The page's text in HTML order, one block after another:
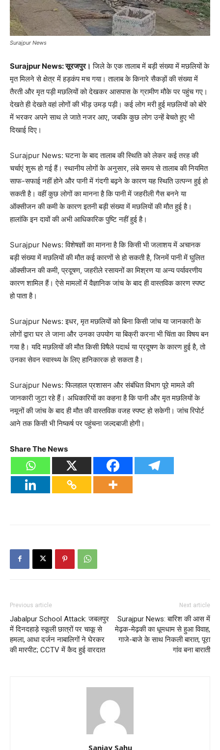
Surajpur News
Surajpur News: सूरजपुर। जिले के एक तालाब में बड़ी संख्या में मछलियों के
मृत मिलने से क्षेत्र में हड़कंप मच गया। तालाब के किनारे सैकड़ों की संख्या में
तैरती और मृत पड़ी मछलियों को देखकर आसपास के ग्रामीण मौके पर पहुंच गए।
देखते ही देखते वहां लोगों की भीड़ उमड़ पड़ी। कई लोग मरी हुई मछलियों को बोरे
में भरकर अपने साथ ले जाते नजर आए, जबकि कुछ लोग उन्हें बेचते हुए भी
दिखाई दिए।
Surajpur News: घटना के बाद तालाब की स्थिति को लेकर कई तरह की
चर्चाएं शुरू हो गई हैं। स्थानीय लोगों के अनुसार, लंबे समय से तालाब की नियमित
साफ-सफाई नहीं होने और पानी में गंदगी बढ़ने के कारण यह स्थिति उत्पन्न हुई हो
सकती है। वहीं कुछ लोगों का मानना है कि पानी में जहरीली गैस बनने या
ऑक्सीजन की कमी के कारण इतनी बड़ी संख्या में मछलियों की मौत हुई है।
हालांकि इन दावों की अभी आधिकारिक पुष्टि नहीं हुई है।
Surajpur News: विशेषज्ञों का मानना है कि किसी भी जलाशय में अचानक
बड़ी संख्या में मछलियों की मौत कई कारणों से हो सकती है, जिनमें पानी में घुलित
ऑक्सीजन की कमी, प्रदूषण, जहरीले रसायनों का मिश्रण या अन्य पर्यावरणीय
कारण शामिल हैं। ऐसे मामलों में वैज्ञानिक जांच के बाद ही वास्तविक कारण स्पष्ट
हो पाता है।
Surajpur News: इधर, मृत मछलियों को बिना किसी जांच या जानकारी के
लोगों द्वारा घर ले जाना और उनका उपयोग या बिक्री करना भी चिंता का विषय बन
गया है। यदि मछलियों की मौत किसी विषैले पदार्थ या प्रदूषण के कारण हुई है, तो
उनका सेवन स्वास्थ्य के लिए हानिकारक हो सकता है।
Surajpur News: फिलहाल प्रशासन और संबंधित विभाग पूरे मामले की
जानकारी जुटा रहे हैं। अधिकारियों का कहना है कि पानी और मृत मछलियों के
नमूनों की जांच के बाद ही मौत की वास्तविक वजह स्पष्ट हो सकेगी। जांच रिपोर्ट
आने तक किसी भी निष्कर्ष पर पहुंचना जल्दबाजी होगी।
Share The News
Previous article
Jabalpur School Attack: जबलपुर
में दिनदहाड़े स्कूली छात्रों पर चाकू से
हमला, आधा दर्जन नाबालिगों ने घेरकर
की मारपीट; CCTV में कैद हुई वारदात
Next article
Surajpur News: बारिश की आस में
मेढ़क-मेढ़की का धूमधाम से हुआ विवाह,
गाजे-बाजे के साथ निकली बारात, पूरा
गांव बना बाराती
Sanjay Sahu